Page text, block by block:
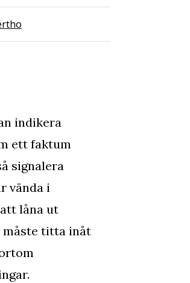
indikera
ett faktum
signalera
vända i
låna ut
måste titta inåt